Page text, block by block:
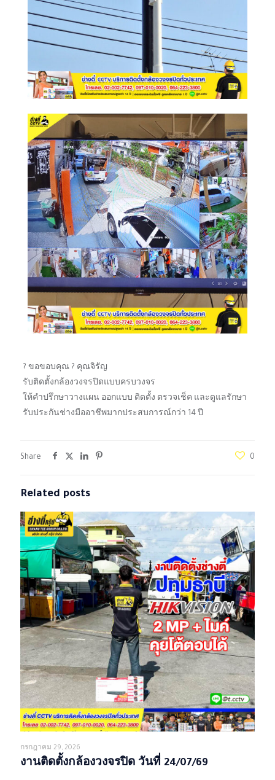
? ขอขอบคุณ ? คุณจิรัญ
รับติดตั้งกล้องวงจรปิดแบบครบวงจร
ให้คำปรึกษาวางแผน ออกแบบ ติดตั้ง ตรวจเช็ค และดูแลรักษา
รับประกันช่างมืออาชีพมากประสบการณ์กว่า 14 ปี
Share 0
Related posts
กรกฎาคม 29, 2026
งานติดตั้งกล้องวงจรปิด วันที่ 24/07/69